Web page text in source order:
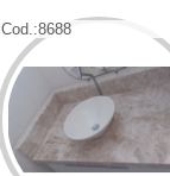
Cod.:8688